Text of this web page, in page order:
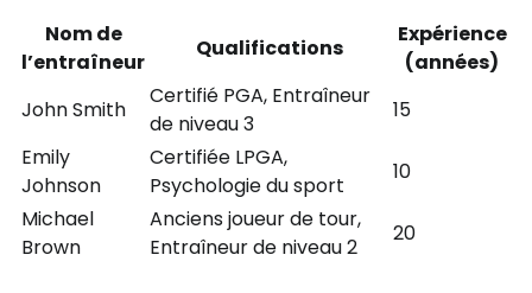
Nom de
l’entraîneur
Qualifications
Expérience
(années)
John Smith
Certifié PGA, Entraîneur
de niveau 3
15
Emily
Johnson
Certifiée LPGA,
Psychologie du sport
10
Michael
Brown
Anciens joueur de tour,
Entraîneur de niveau 2
20